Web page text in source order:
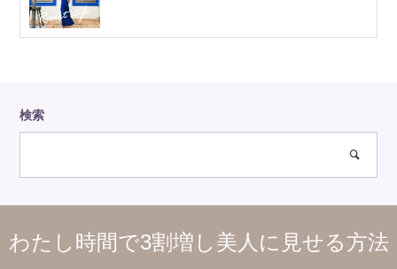
検索
わたし時間で3割増し美人に見せる方法